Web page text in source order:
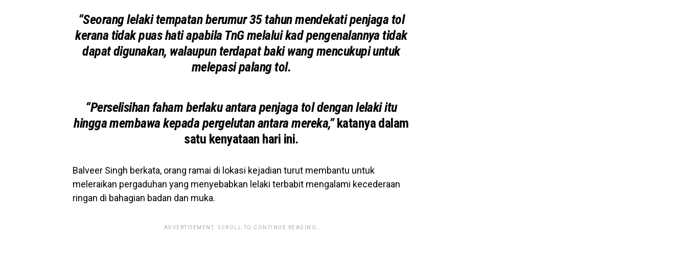
“Seorang lelaki tempatan berumur 35 tahun mendekati penjaga tol
kerana tidak puas hati apabila TnG melalui kad pengenalannya tidak
dapat digunakan, walaupun terdapat baki wang mencukupi untuk
melepasi palang tol.
“Perselisihan faham berlaku antara penjaga tol dengan lelaki itu
hingga membawa kepada pergelutan antara mereka,”katanya dalam
satu kenyataan hari ini.
Balveer Singh berkata, orang ramai di lokasi kejadian turut membantu untuk
meleraikan pergaduhan yang menyebabkan lelaki terbabit mengalami kecederaan
ringan di bahagian badan dan muka.
ADVERTISEMENT. SCROLL TO CONTINUE READING.